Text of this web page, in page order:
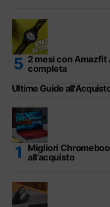
2 mesi con
completa
Ultime Guide
Migliori
all’acquisto